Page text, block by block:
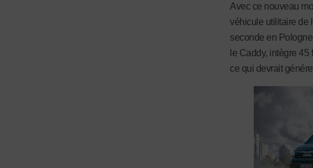
Avec ce nouveau
véhicule utilitaire de
seconde en
le Caddy, intègre
ce qui devrait